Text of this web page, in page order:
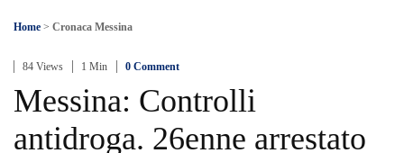
Home > Cronaca Messina
84 Views 1 Min 0 Comment
Messina: Controlli
antidroga. 26enne arrestato